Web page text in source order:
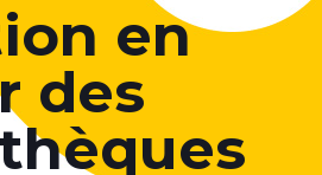
en
des